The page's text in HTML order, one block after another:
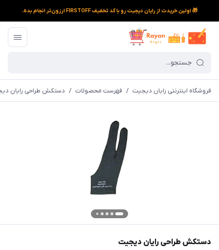
🎁 اولین خریدت از رایان دیجیت رو با کد تخفیف FIRSTOFF ارزون‌تر انجام بده.
فروشگاه اینترنتی رایان دیجیت / فهرست محصولات / دستکش طراحی رایان
دستکش طراحی رایان دیجیت